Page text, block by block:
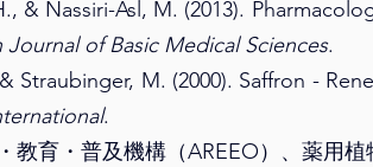
& Nassiri-Asl, M. (2013).
Journal of Basic Medical Sciences.
.
教育・普及機構（AREEO）、薬用植